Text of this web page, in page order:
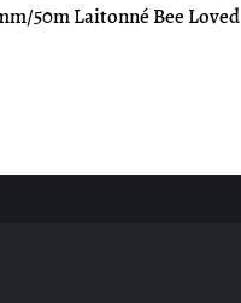
50m Laitonné Bee Loved